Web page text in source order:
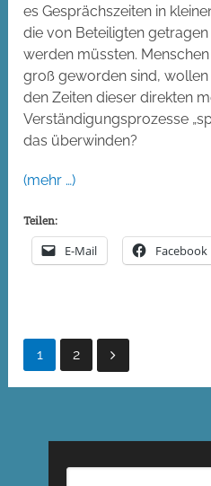
es Gesprächszeiten in
die von Beteiligten
werden müssten.
groß geworden sind,
den Zeiten dieser direkten
Verständigungsprozesse
das überwinden?
(mehr …)
Teilen:
E-Mail Facebook
der
1 2